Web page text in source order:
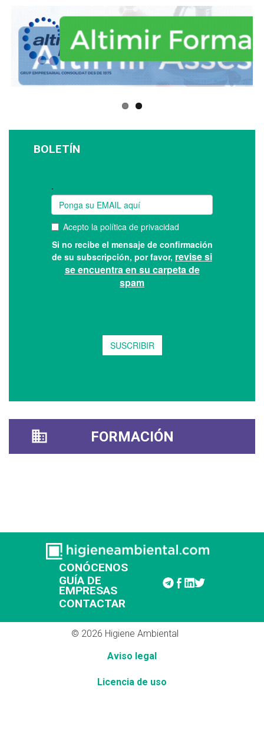
BOLETÍN
FORMACIÓN
CONÓCENOS
GUÍA DE
EMPRESAS
CONTACTAR
© 2026 Higiene Ambiental
Aviso legal
Licencia de uso